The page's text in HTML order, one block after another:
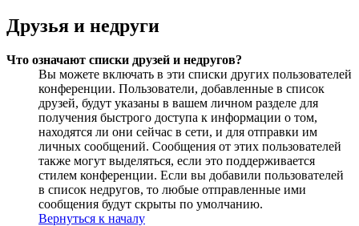
Друзья и недруги
Что означают списки друзей и недругов?
Вы можете включать в эти списки других пользователей
конференции. Пользователи, добавленные в список
друзей, будут указаны в вашем личном разделе для
получения быстрого доступа к информации о том,
находятся ли они сейчас в сети, и для отправки им
личных сообщений. Сообщения от этих пользователей
также могут выделяться, если это поддерживается
стилем конференции. Если вы добавили пользователей
в список недругов, то любые отправленные ими
сообщения будут скрыты по умолчанию.
Вернуться к началу